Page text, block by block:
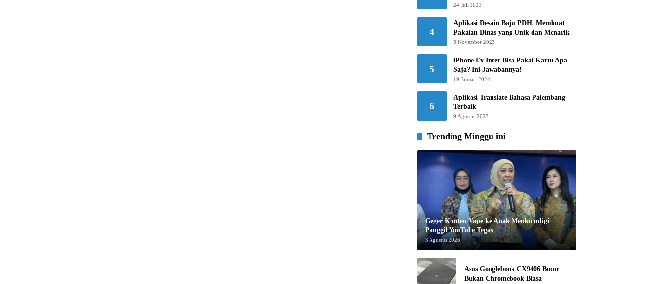
24 Juli 2023
4
Aplikasi Desain Baju PDH, Membuat
Pakaian Dinas yang Unik dan Menarik
5 November 2023
5
iPhone Ex Inter Bisa Pakai Kartu Apa
Saja? Ini Jawabannya!
19 Januari 2024
6
Aplikasi Translate Bahasa Palembang
Terbaik
9 Agustus 2023
Trending Minggu ini
Geger Konten Vape ke Anak Menkomdigi
Panggil YouTube Tegas
3 Agustus 2026
Asus Googlebook CX9406 Bocor
Bukan Chromebook Biasa